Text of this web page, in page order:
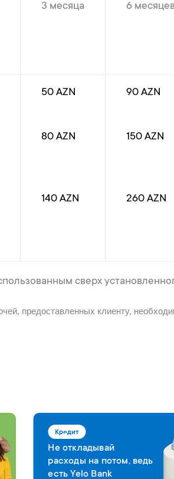
3 месяца 6 месяцев
50 AZN 90 AZN
80 AZN 150 AZN
140 AZN 260 AZN
сверх
предоставленных клиенту,
Кредит
Не откладывай
расходы на потом, ведь
есть Yelo Bank